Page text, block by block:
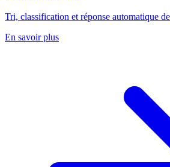
Tri, classification et réponse automatique
En savoir plus